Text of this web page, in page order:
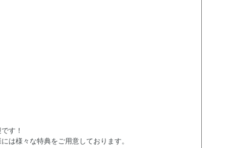
す！
は様々な特典をご用意しております。